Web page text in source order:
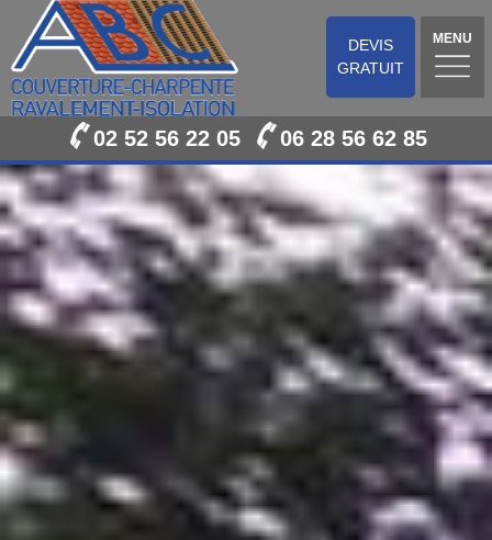
DEVIS
GRATUIT
MENU
02 52 56 22 05 06 28 56 62 85